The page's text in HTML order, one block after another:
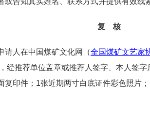
复 核
请人在中国煤矿文化网（全国煤矿文艺家
经推荐单位盖章或推荐人签字、本人签字
复印件；1张近期两寸白底证件彩色照片